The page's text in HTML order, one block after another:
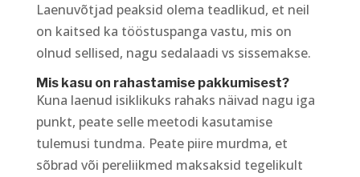
Laenuvõtjad peaksid olema teadlikud, et neil
on kaitsed ka tööstuspanga vastu, mis on
olnud sellised, nagu sedalaadi vs sissemakse.
Mis kasu on rahastamise pakkumisest?
Kuna laenud isiklikuks rahaks näivad nagu iga
punkt, peate selle meetodi kasutamise
tulemusi tundma. Peate piire murdma, et
sõbrad või pereliikmed maksaksid tegelikult